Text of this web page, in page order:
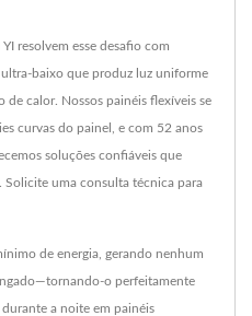
resolvem esse desafio com
baixo que produz luz uniforme
de calor. Nossos painéis flexíveis se
curvas do painel, e com 52 anos
soluções confiáveis que
uma consulta técnica para
de energia, gerando nenhum
o perfeitamente
a noite em painéis